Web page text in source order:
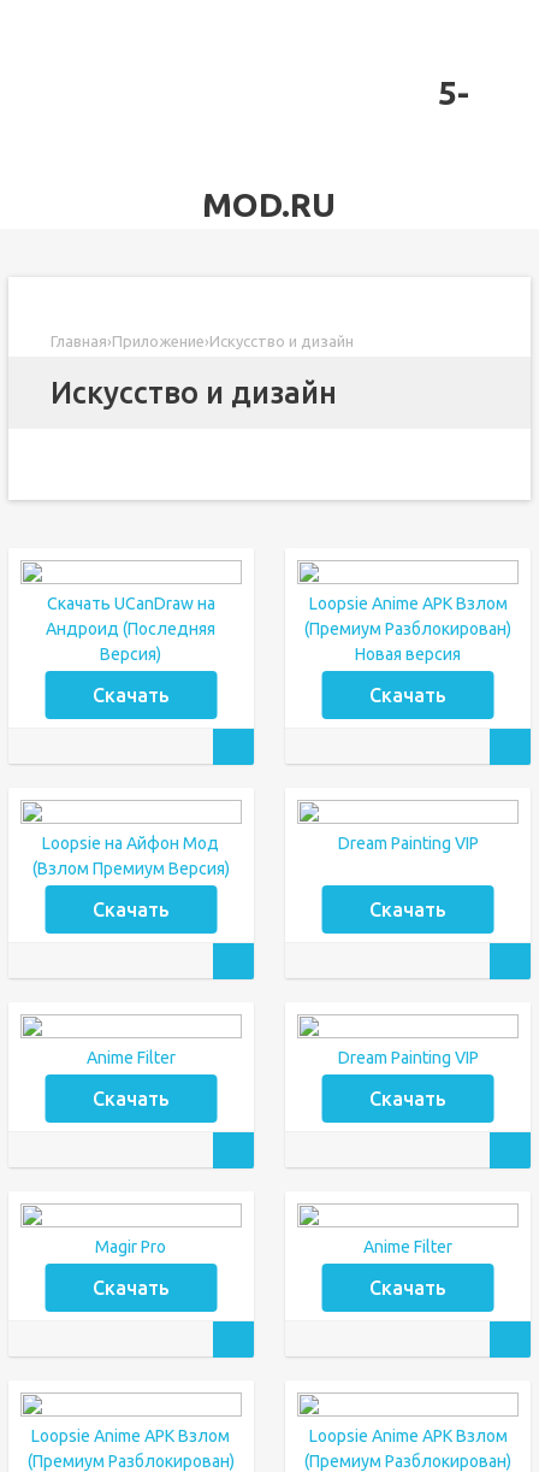
5-
MOD.RU
Главная›Приложение›Искусство и дизайн
Искусство и дизайн
Скачать UCanDraw на
Андроид (Последняя
Версия)
Скачать
Loopsie Anime APK Взлом
(Премиум Разблокирован)
Новая версия
Скачать
Loopsie на Айфон Мод
(Взлом Премиум Версия)
Скачать
Dream Painting VIP
Скачать
Anime Filter
Скачать
Dream Painting VIP
Скачать
Magir Pro
Скачать
Anime Filter
Скачать
Loopsie Anime APK Взлом
(Премиум Разблокирован)
Loopsie Anime APK Взлом
(Премиум Разблокирован)